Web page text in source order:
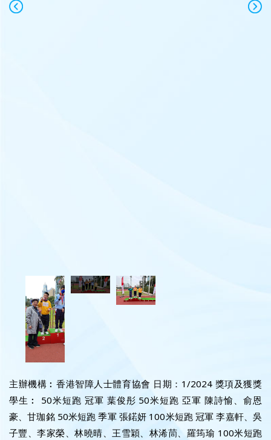
主辦機構︰香港智障人士體育協會 日期：1/2024 獎項及獲獎
學生︰ 50米短跑 冠軍 葉俊彤 50米短跑 亞軍 陳詩愉、俞恩
豪、甘珈銘 50米短跑 季軍 張鍩妍 100米短跑 冠軍 李嘉軒、吳
子豐、李家榮、林曉晴、王雪穎、林浠茼、羅筠瑜 100米短跑